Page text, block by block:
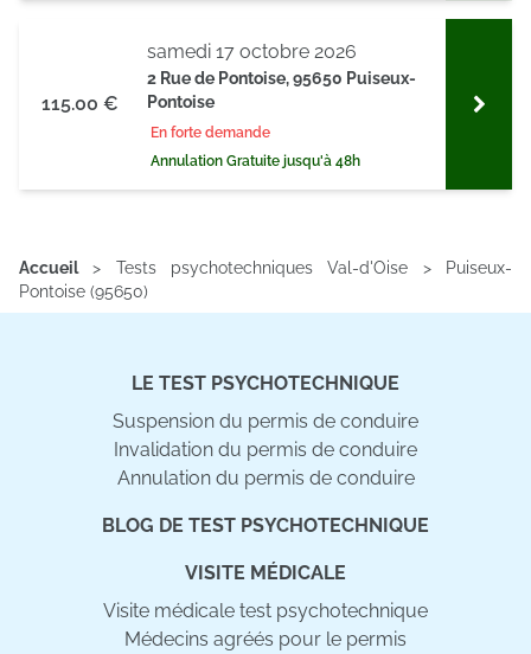
115.00 €
2 Rue de Pontoise, 95650 Puiseux-
Pontoise
En forte demande
Annulation Gratuite jusqu'à 48h
samedi 17 octobre 2026
Accueil> Tests psychotechniques Val-d'Oise >
Puiseux-
Pontoise (95650)
LE TEST PSYCHOTECHNIQUE
Suspension du permis de conduire
Invalidation du permis de conduire
Annulation du permis de conduire
BLOG DE TEST PSYCHOTECHNIQUE
VISITE MÉDICALE
Visite médicale test psychotechnique
Médecins agréés pour le permis